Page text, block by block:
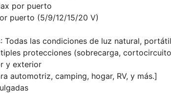
por puerto
puerto (5/9/12/15/20 V)
: Todas las condiciones de luz natural,
protecciones (sobrecarga,
y exterior
automotriz, camping, hogar, RV, y más.]